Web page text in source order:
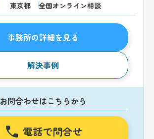
東京都 全国オンライン相談
事務所の詳細を見る
解決事例
お問合わせはこちらから
電話で問合せ